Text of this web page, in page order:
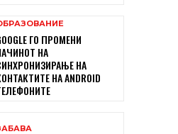
ГО ПРОМЕНИ
НА
НА
НА ANDROID